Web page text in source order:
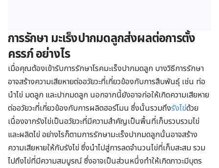
การรักษา มะเร็งปากมดลูกส่งผลต่อการตั้ง
ครรภ์ อย่างไร
เมื่อคุณต้องเข้ารับการรักษาโรคมะเร็งปากมดลูก บางวิธีการรักษา
อาจสร้างความเสียหายต่ออวัยวะที่เกี่ยวข้องกับการสืบพันธุ์ เช่น ท่อ
นำไข่ มดลูก และปากมดลูก นอกจากนี้ยังอาจก่อให้เกิดความเสียหาย
ต่ออวัยวะที่เกี่ยวข้องกับการผลิตฮอร์โมน ซึ่งนั้นรวมถึงรังไข่ด้วย
เนื่องจากรังไข่เป็นอวัยวะที่มีความสำคัญเป็นพื้นที่เก็บรวบรวมไข่
และผลิตไข่ อย่างไรก็ตามการรักษามะเร็งปากมดลูกนั้นอาจสร้าง
ความเสียหายให้กับรังไข่ ซึ่งนำไปสู่การลดจำนวนไข่ที่เก็บสะสม รวม
ไปถึงไข่ที่มีความสมบูรณ์ ซึ่งอาจเป็นส่วนหนึ่งทำให้เกิดภาวะมีบุตร